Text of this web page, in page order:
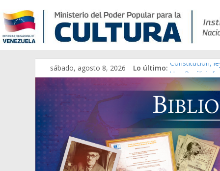
sábado, agosto 8, 2026 Lo último: Constitución,
Una Parálisis
Modesta Bor
Gaceta Oficial
Catálogo